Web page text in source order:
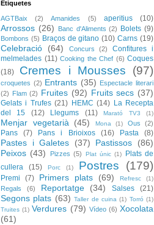
Etiquetes
AGTBaix (2) Amanides (5) aperitius (10)
Arrossos (26) Banc d'Aliments (2) Bolets (9)
Bombons (5) Braços de gitano (10) Carns (19)
Celebració (64) Concurs (2)
Confitures i
melmelades (11) Cooking the Chef (6) Coques
(18)
Cremes i Mousses (97)
croquetes (2) Entrants (35)
Espectacle literari
(2)
Flam (2) Fruites (92) Fruits secs (37)
Gelats i Trufes (21) HEMC (14) La Recepta
del 15
(12) Llegums (11) Marató TV3 (1)
Menjar vegetarià (45) Mona (1) Ous (2)
Pans (7) Pans i Brioixos (16) Pasta (8)
Pastes i Galetes (37) Pastissos
(86)
Peixos (43) Pizzes (5) Plat únic (1)
Plats de
cullera
(15) Porc (1) Postres (179)
Premi (7) Primers plats (69) Refresc (1)
Regals (6) Reportatge (34) Salses (21)
Segons plats (63) Taller de cuina (1) Torró (1)
Truites (1) Verdures (79) Vídeo (6) Xocolata
(61)